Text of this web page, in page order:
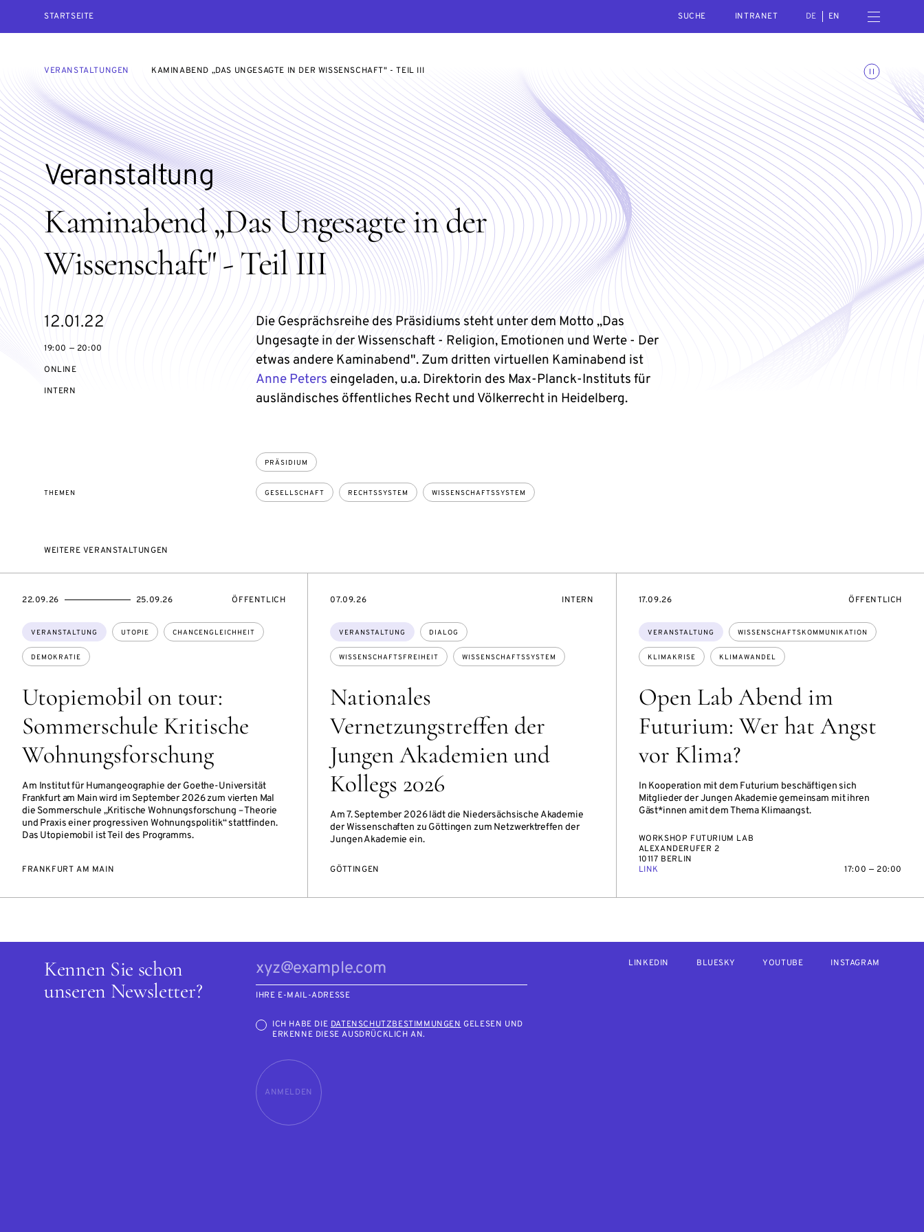
STARTSEITE
INTRANET
DE EN Menü öffnen
Animationen umschalten
VERANSTALTUNGEN KAMINABEND „DAS UNGESAGTE IN DER WISSENSCHAFT" - TEIL III
Kaminabend „Das Ungesagte in der
Wissenschaft" - Teil III
Veranstaltung
eventBeginsOn
12.01.22
19:00 — 20:00
ONLINE
VERANSTALTUNGSZUGANG:
INTERN
Die Gesprächsreihe des Präsidiums steht unter dem Motto „Das
Ungesagte in der Wissenschaft - Religion, Emotionen und Werte - Der
etwas andere Kaminabend". Zum dritten virtuellen Kaminabend ist
Anne Peters eingeladen, u.a. Direktorin des Max-Planck-Instituts für
ausländisches öffentliches Recht und Völkerrecht in Heidelberg.
PRÄSIDIUM
THEMEN GESELLSCHAFT RECHTSSYSTEM WISSENSCHAFTSSYSTEM
WEITERE VERANSTALTUNGEN
Utopiemobil on tour:
Sommerschule Kritische
Wohnungsforschung
Am Institut für Humangeographie der Goethe-Universität
Frankfurt am Main wird im September 2026 zum vierten Mal
die Sommerschule „Kritische Wohnungsforschung – Theorie
und Praxis einer progressiven Wohnungspolitik“ stattfinden.
Das Utopiemobil ist Teil des Programms.
Themen:
VERANSTALTUNG UTOPIE CHANCENGLEICHHEIT
DEMOKRATIE
EVENTBEGINSON
22.09.26
EVENTENDSON 25.09.26 VERANSTALTUNGSZUGANG:
ÖFFENTLICH
FRANKFURT AM MAIN
Nationales
Vernetzungstreffen der
Jungen Akademien und
Kollegs 2026
Am 7. September 2026 lädt die Niedersächsische Akademie
der Wissenschaften zu Göttingen zum Netzwerktreffen der
Jungen Akademie ein.
Themen:
VERANSTALTUNG DIALOG
WISSENSCHAFTSFREIHEIT WISSENSCHAFTSSYSTEM
EVENTBEGINSON
07.09.26 VERANSTALTUNGSZUGANG:
INTERN
GÖTTINGEN
Open Lab Abend im
Futurium: Wer hat Angst
vor Klima?
In Kooperation mit dem Futurium beschäftigen sich
Mitglieder der Jungen Akademie gemeinsam mit ihren
Gäst*innen amit dem Thema Klimaangst.
Themen:
VERANSTALTUNG WISSENSCHAFTSKOMMUNIKATION
KLIMAKRISE KLIMAWANDEL
EVENTBEGINSON
17.09.26 ÖFFENTLICH
WORKSHOP FUTURIUM LAB
ALEXANDERUFER 2
10117 BERLIN
LINK
17:00 — 20:00
Kennen Sie schon
unseren Newsletter?
IHRE E-MAIL-ADRESSE
ICH HABE DIEDATENSCHUTZBESTIMMUNGENGELESEN UND
ERKENNE DIESE AUSDRÜCKLICH AN.
ANMELDEN
LINKEDIN BLUESKY YOUTUBE INSTAGRAM